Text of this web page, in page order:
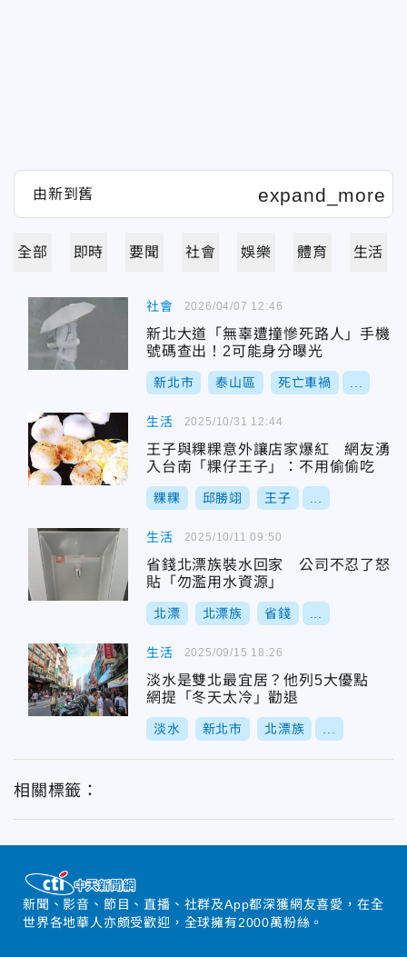
全部 即時 要聞 社會 娛樂 體育 生活
社會
新北大道「無辜遭撞慘死路人」手機
號碼查出！2可能身分曝光
新北市 泰山區 死亡車禍
2026/04/07 12:46
生活
王子與粿粿意外讓店家爆紅 網友湧
入台南「粿仔王子」：不用偷偷吃
粿粿 邱勝翊 王子
2025/10/31 12:44
生活
省錢北漂族裝水回家 公司不忍了怒
貼「勿濫用水資源」
北漂 北漂族 省錢
2025/10/11 09:50
生活
淡水是雙北最宜居？他列5大優點
網提「冬天太冷」勸退
淡水 新北市 北漂族
2025/09/15 18:26
相關標籤：
新聞、影音、節目、直播、社群及App都深獲網友喜愛，在全
世界各地華人亦頗受歡迎，全球擁有2000萬粉絲。